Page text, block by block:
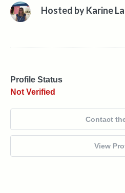
Hosted byKarine
Profile Status
Not Verified
Contact
View